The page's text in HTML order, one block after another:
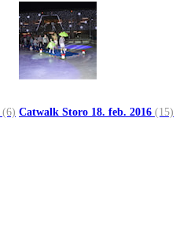
(6) Catwalk Storo 18. feb. 2016 (15)